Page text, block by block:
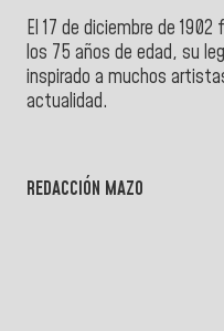
El 17 de diciembre de 1902
los 75 años de edad, su
inspirado a muchos
actualidad.
REDACCIÓN MAZO